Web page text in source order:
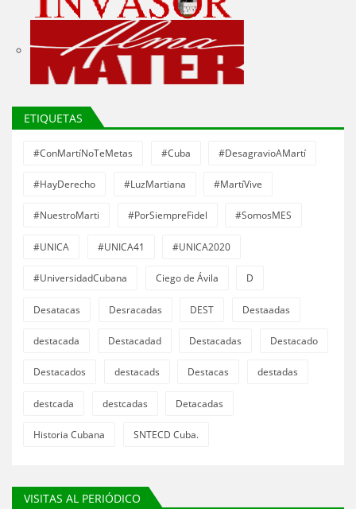
ETIQUETAS
#ConMartíNoTeMetas #Cuba #DesagravioAMartí
#HayDerecho #LuzMartiana #MartíVive
#NuestroMarti #PorSiempreFidel #SomosMES
#UNICA #UNICA41 #UNICA2020
#UniversidadCubana Ciego de Ávila D
Desatacas Desracadas DEST Destaadas
destacada Destacadad Destacadas Destacado
Destacados destacads Destacas destadas
destcada destcadas Detacadas
Historia Cubana SNTECD Cuba.
VISITAS AL PERIÓDICO